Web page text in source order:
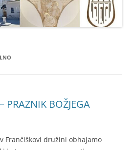
PRAZNIK BOŽJEGA
v Frančiškovi družini obhajamo